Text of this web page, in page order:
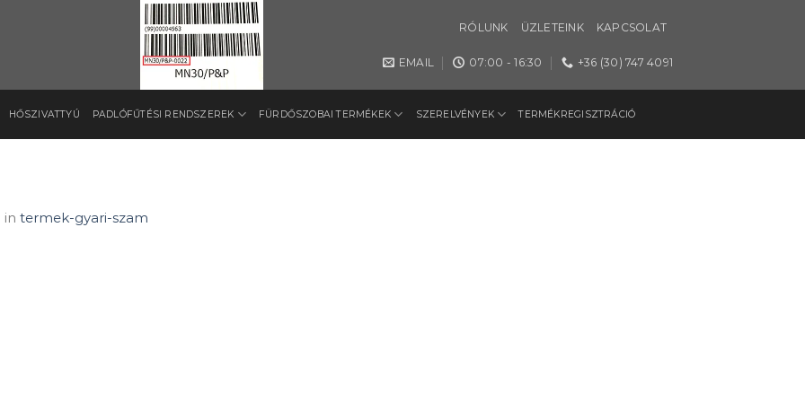
RÓLUNK ÜZLETEINK KAPCSOLAT
EMAIL 07:00 - 16:30 +36 (30) 747 4091
HŐSZIVATTYÚ PADLÓFŰTÉSI RENDSZEREK FÜRDŐSZOBAI TERMÉKEK SZERELVÉNYEK TERMÉKREGISZTRÁCIÓ
in termek-gyari-szam